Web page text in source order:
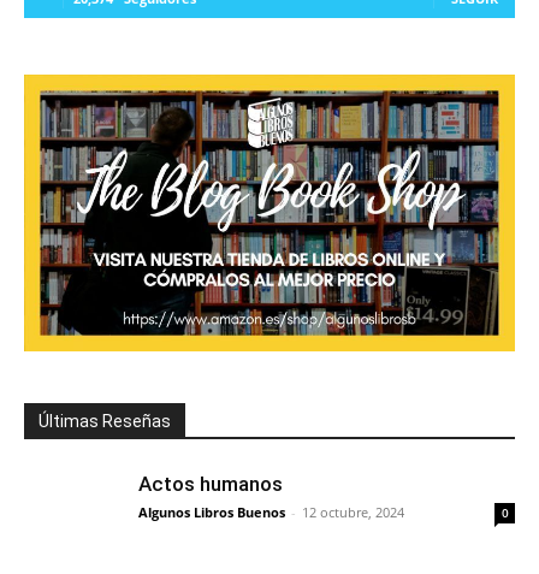
Últimas Reseñas
Actos humanos
Algunos Libros Buenos - 12 octubre, 2024 0